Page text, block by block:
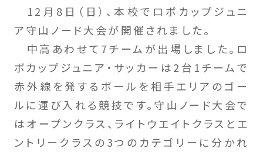
12月8日（日）、本校でロボカップジュニ
ア守山ノード大会が開催されました。
中高あわせて7チームが出場しました。ロ
ボカップジュニア・サッカーは2台1チームで
赤外線を発するボールを相手エリアのゴー
ルに運び入れる競技です。守山ノード大会で
はオープンクラス、ライトウエイトクラスとエ
ントリークラスの3つのカテゴリーに分かれ